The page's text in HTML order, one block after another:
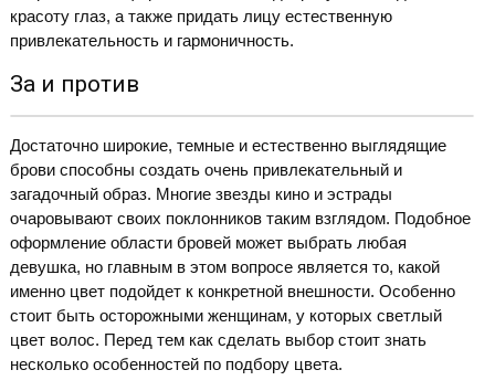
красоту глаз, а также придать лицу естественную
привлекательность и гармоничность.
За и против
Достаточно широкие, темные и естественно выглядящие
брови способны создать очень привлекательный и
загадочный образ. Многие звезды кино и эстрады
очаровывают своих поклонников таким взглядом. Подобное
оформление области бровей может выбрать любая
девушка, но главным в этом вопросе является то, какой
именно цвет подойдет к конкретной внешности. Особенно
стоит быть осторожными женщинам, у которых светлый
цвет волос. Перед тем как сделать выбор стоит знать
несколько особенностей по подбору цвета.